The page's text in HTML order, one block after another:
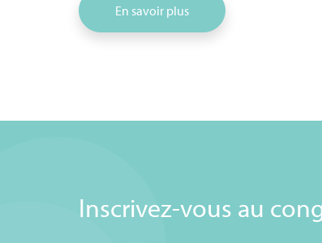
En savoir plus
Inscrivez-vous au